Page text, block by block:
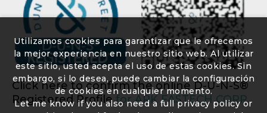
Click here to confirm the online D-U-N-S®
Registered Profilefor ARK FASTECH CORP.
Utilizamos cookies para garantizar que le ofrecemos
la mejor experiencia en nuestro sitio web. Al utilizar
este sitio, usted acepta el uso de estas cookies. Sin
embargo, si lo desea, puede cambiar la configuración
de cookies en cualquier momento.
Let me know if you also need a full privacy policy or